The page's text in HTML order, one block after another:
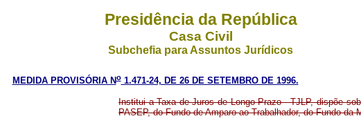
Presidência da República
Casa Civil
Subchefia para Assuntos Jurídicos
MEDIDA PROVISÓRIA No1.471-24, DE 26 DE SETEMBRO DE 1996.
Institui a Taxa de Juros de Longo Prazo - TJLP, dispõe
PASEP, do Fundo de Amparo ao Trabalhador, do Fundo